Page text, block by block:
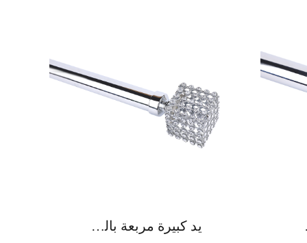
يد كبيرة مربعة بالكامل حفر قضيب ستارة سبائك الزنك